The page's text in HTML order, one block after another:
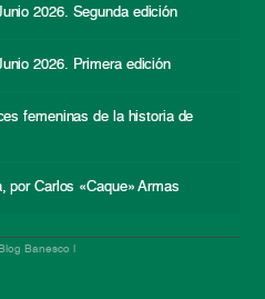
2026. Segunda edición
2026. Primera edición
femeninas de la historia de
por Carlos «Caque» Armas
Banesco |